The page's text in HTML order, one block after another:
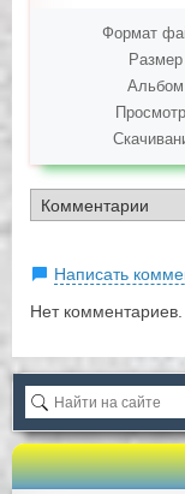
Формат
Размер
Альбом
Написать
Нет